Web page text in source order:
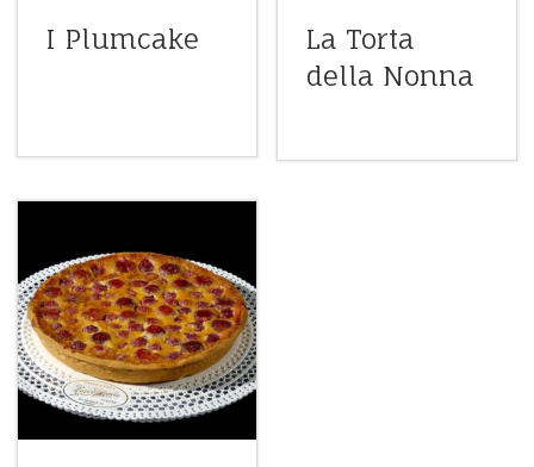
I Plumcake
La Torta
della Nonna